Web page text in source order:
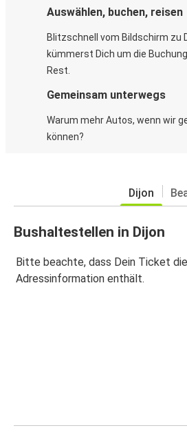
Auswählen, buchen, reisen
Blitzschnell vom Bildschirm zu
kümmerst Dich um die
Rest.
Gemeinsam unterwegs
Warum mehr Autos, wenn wir
können?
Dijon
Bushaltestellen in Dijon
Bitte beachte, dass Dein Ticket
Adressinformation enthält.